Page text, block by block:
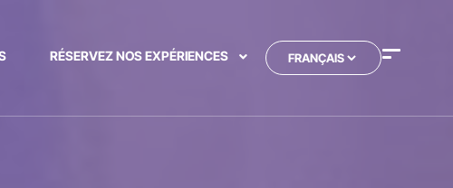
RÉSERVEZ NOS EXPÉRIENCES